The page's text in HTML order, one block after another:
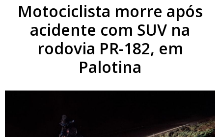
Motociclista morre após
acidente com SUV na
rodovia PR-182, em
Palotina